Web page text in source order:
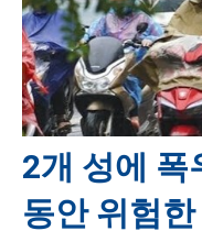
2개 성에 폭
동안 위험